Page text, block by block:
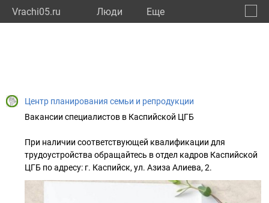
Vrachi05.ru Люди Eще
Центр планирования семьи и репродукции
Вакансии специалистов в Каспийской ЦГБ
При наличии соответствующей квалификации для
трудоустройства обращайтесь в отдел кадров Каспийской
ЦГБ по адресу: г. Каспийск, ул. Азиза Алиева, 2.